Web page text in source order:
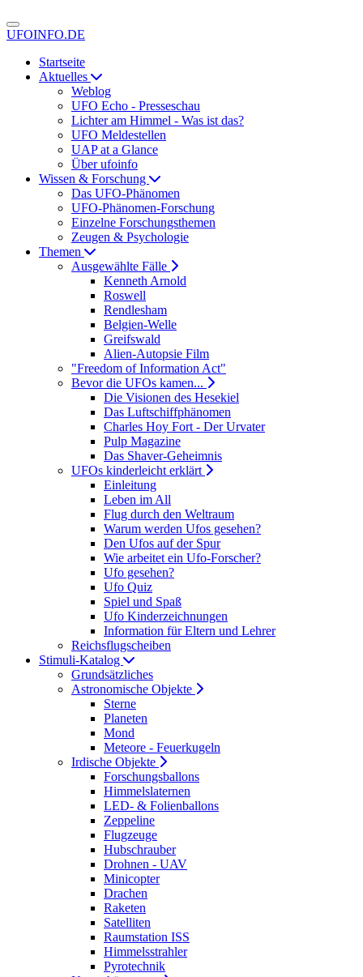
UFOINFO.DE
Startseite
Aktuelles
Weblog
UFO Echo - Presseschau
Lichter am Himmel - Was ist das?
UFO Meldestellen
UAP at a Glance
Über ufoinfo
Wissen & Forschung
Das UFO-Phänomen
UFO-Phänomen-Forschung
Einzelne Forschungsthemen
Zeugen & Psychologie
Themen
Ausgewählte Fälle
Kenneth Arnold
Roswell
Rendlesham
Belgien-Welle
Greifswald
Alien-Autopsie Film
"Freedom of Information Act"
Bevor die UFOs kamen...
Die Visionen des Hesekiel
Das Luftschiffphänomen
Charles Hoy Fort - Der Urvater
Pulp Magazine
Das Shaver-Geheimnis
UFOs kinderleicht erklärt
Einleitung
Leben im All
Flug durch den Weltraum
Warum werden Ufos gesehen?
Den Ufos auf der Spur
Wie arbeitet ein Ufo-Forscher?
Ufo gesehen?
Ufo Quiz
Spiel und Spaß
Ufo Kinderzeichnungen
Information für Eltern und Lehrer
Reichsflugscheiben
Stimuli-Katalog
Grundsätzliches
Astronomische Objekte
Sterne
Planeten
Mond
Meteore - Feuerkugeln
Irdische Objekte
Forschungsballons
Himmelslaternen
LED- & Folienballons
Zeppeline
Flugzeuge
Hubschrauber
Drohnen - UAV
Minicopter
Drachen
Raketen
Satelliten
Raumstation ISS
Himmelsstrahler
Pyrotechnik